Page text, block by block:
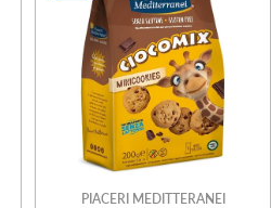
PIACERI MEDITTERANEI